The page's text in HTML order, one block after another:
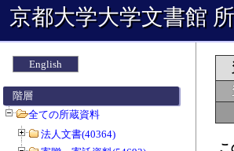
京都大学大学文書館
English
階層
全ての所蔵資料
法人文書(40364)
こ